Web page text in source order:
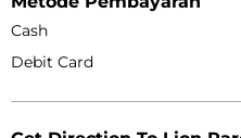
Cash
Debit Card